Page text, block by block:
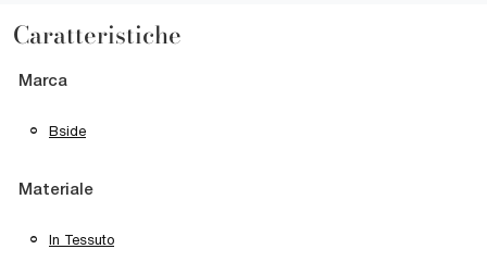
Caratteristiche
Marca
Bside
Materiale
In Tessuto